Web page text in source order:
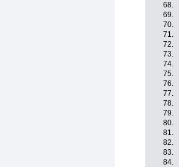
68.
69.
70.
71.
72.
73.
74.
75.
76.
77.
78.
79.
80.
81.
82.
83.
84.